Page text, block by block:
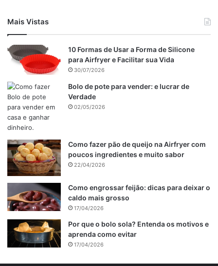
Mais Vistas
10 Formas de Usar a Forma de Silicone
para Airfryer e Facilitar sua Vida
30/07/2026
Bolo de pote para vender: e lucrar de
Verdade
02/05/2026
Como fazer pão de queijo na Airfryer com
poucos ingredientes e muito sabor
22/04/2026
Como engrossar feijão: dicas para deixar o
caldo mais grosso
17/04/2026
Por que o bolo sola? Entenda os motivos e
aprenda como evitar
17/04/2026